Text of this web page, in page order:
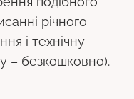
річного
і технічну
– безкошковно).